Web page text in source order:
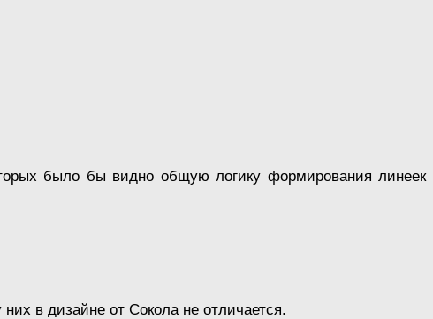
было бы видно общую логику формирования линеек
в дизайне от Сокола не отличается.